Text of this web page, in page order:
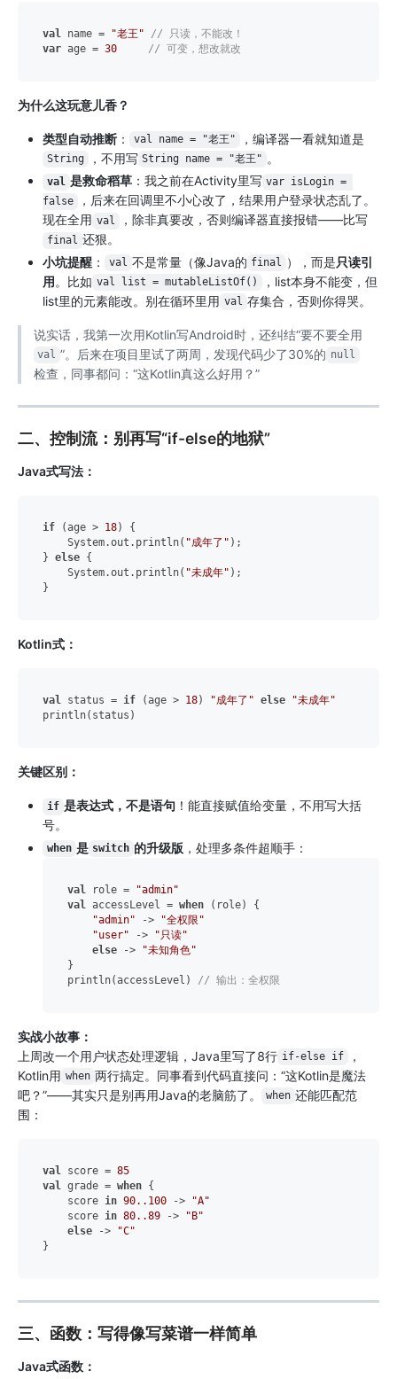
val name = "老王"
// 只读，不能改！
var age = 30 // 可变，想改就改
为什么这玩意儿香？
类型自动推断 ： val name = "老王" ，编译器一看就知道是
String ，不用写 String name = "老王" 。
val 是救命稻草：我之前在Activity里写 var isLogin =
false
，后来在回调里不小心改了，结果用户登录状态乱了。
现在全用 val ，除非真要改，否则编译器直接报错——比写
final 还狠。
小坑提醒 ： val 不是常量（像Java的 final ），而是只读引
用。比如 val list = mutableListOf()
，list本身不能变，但
list里的元素能改。别在循环里用 val 存集合，否则你得哭。
说实话，我第一次用Kotlin写Android时，还纠结“要不要全用
val ”。后来在项目里试了两周，发现代码少了30%的 null
检查，同事都问：“这Kotlin真这么好用？”
二、控制流：别再写“if-else的地狱”
Java式写法：
if (age > 18) {
    System.out.println(
"成年了" );
} else {
    System.out.println(
"未成年" );
Kotlin式：
val status = if (age > 18) "成年了" else
"未成年"
关键区别：
if 是表达式，不是语句！能直接赋值给变量，不用写大括
号。
when 是 switch 的升级版 ，处理多条件超顺手：
val role =
"admin"
val
accessLevel = when (role) {
"admin" ->
"全权限"
"user" ->
"只读"
else ->
"未知角色"
}
println(accessLevel) // 输出：全权限
实战小故事：
上周改一个用户状态处理逻辑，Java里写了8行 if-else if
，
Kotlin用 when 两行搞定。同事看到代码直接问：“这Kotlin是魔法
吧？”——其实只是别再用Java的老脑筋了。
when 还能匹配范
围：
val score = 85
val
grade = when {
    score
in 90. .100 ->
"A"
    score
in 80. .89 ->
"B"
else ->
"C"
三、函数：写得像写菜谱一样简单
Java式函数：